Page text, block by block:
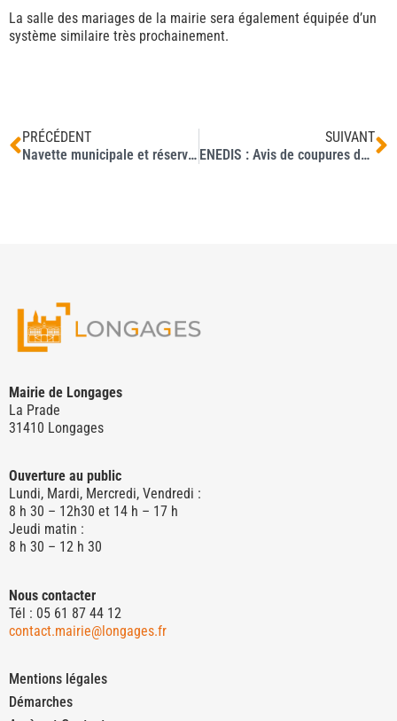
La salle des mariages de la mairie sera également équipée d’un
système similaire très prochainement.
PRÉCÉDENT
Navette municipale et réservations de trajets
SUIVANT
ENEDIS : Avis de coupures de courant pour travaux – mai à juillet
Mairie de Longages
La Prade
31410 Longages
Ouverture au public
Lundi, Mardi, Mercredi, Vendredi :
8 h 30 – 12h30 et 14 h – 17 h
Jeudi matin :
8 h 30 – 12 h 30
Nous contacter
Tél : 05 61 87 44 12
contact.mairie@longages.fr
Mentions légales
Démarches